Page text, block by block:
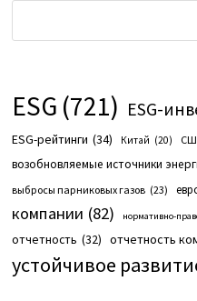
ESG (721) ESG-
ESG-рейтинги (34) Китай (20)
возобновляемые источники
выбросы парниковых газов (23)
компании (82) нормативно-
отчетность (32) отчетность
устойчивое